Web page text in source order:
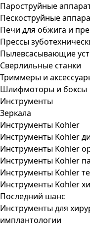
Пароструйные
Пескоструйные
Печи для обжига и
Прессы
Пылевсасывающие
Сверлильные станки
Триммеры и
Шлифмоторы и боксы
Инструменты
Зеркала
Инструменты Kohler
Инструменты Kohler
Инструменты Kohler
Инструменты Kohler
Инструменты Kohler
Инструменты Kohler
Последний шанс
Инструменты для
имплантологии